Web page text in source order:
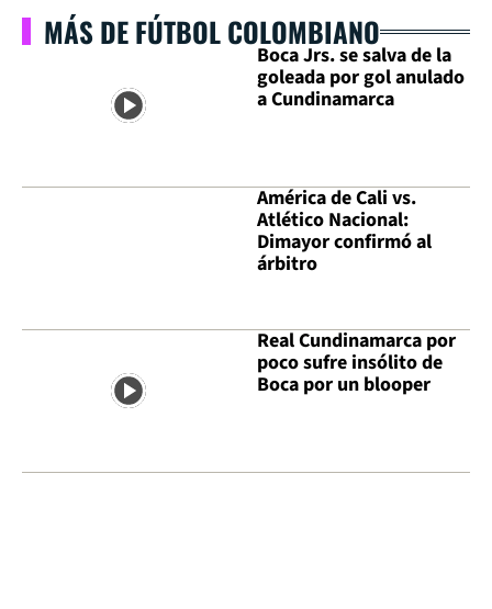
MÁS DE FÚTBOL COLOMBIANO
Boca Jrs. se salva de la
goleada por gol anulado
a Cundinamarca
América de Cali vs.
Atlético Nacional:
Dimayor confirmó al
árbitro
Real Cundinamarca por
poco sufre insólito de
Boca por un blooper